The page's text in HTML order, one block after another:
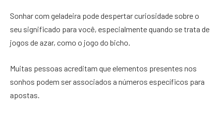
Sonhar com geladeira pode despertar curiosidade sobre o
seu significado para você, especialmente quando se trata de
jogos de azar, como o jogo do bicho.
Muitas pessoas acreditam que elementos presentes nos
sonhos podem ser associados a números específicos para
apostas.